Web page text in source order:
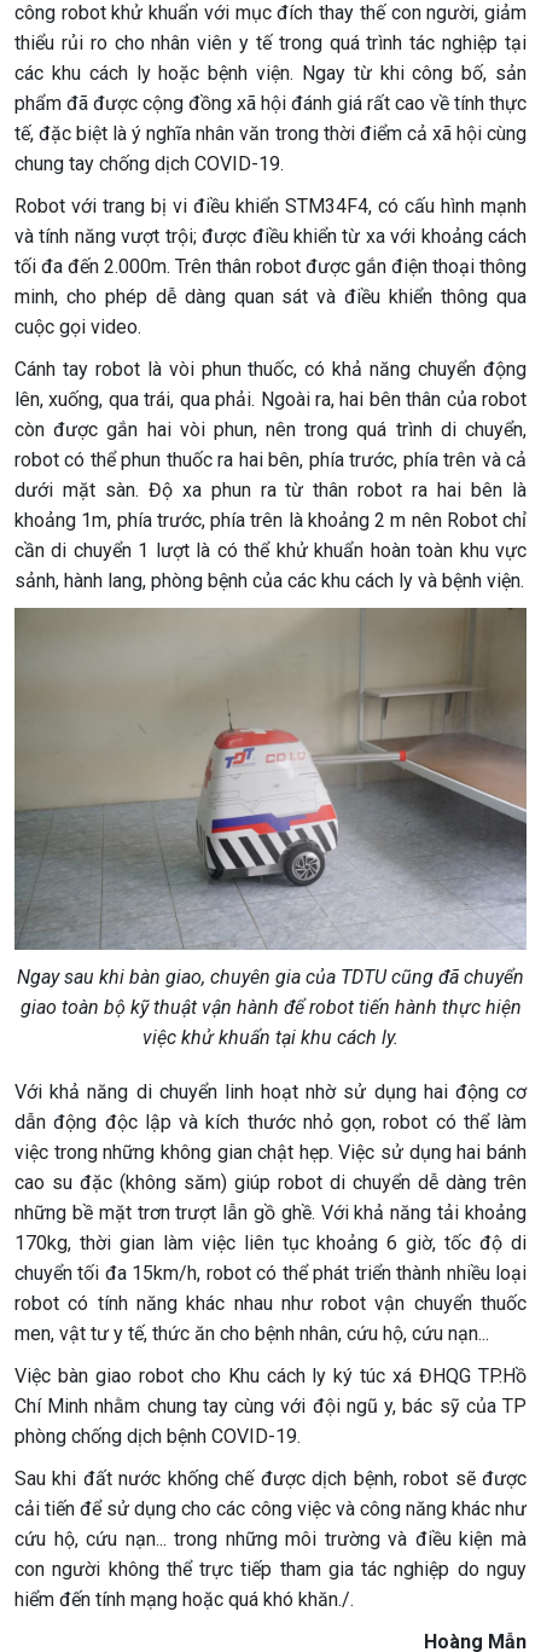
công robot khử khuẩn với mục đích thay thế con người, giảm
thiểu rủi ro cho nhân viên y tế trong quá trình tác nghiệp tại
các khu cách ly hoặc bệnh viện. Ngay từ khi công bố, sản
phẩm đã được cộng đồng xã hội đánh giá rất cao về tính thực
tế, đặc biệt là ý nghĩa nhân văn trong thời điểm cả xã hội cùng
chung tay chống dịch COVID-19.
Robot với trang bị vi điều khiển STM34F4, có cấu hình mạnh
và tính năng vượt trội; được điều khiển từ xa với khoảng cách
tối đa đến 2.000m. Trên thân robot được gắn điện thoại thông
minh, cho phép dễ dàng quan sát và điều khiển thông qua
cuộc gọi video.
Cánh tay robot là vòi phun thuốc, có khả năng chuyển động
lên, xuống, qua trái, qua phải. Ngoài ra, hai bên thân của robot
còn được gắn hai vòi phun, nên trong quá trình di chuyển,
robot có thể phun thuốc ra hai bên, phía trước, phía trên và cả
dưới mặt sàn. Độ xa phun ra từ thân robot ra hai bên là
khoảng 1m, phía trước, phía trên là khoảng 2 m nên Robot chỉ
cần di chuyển 1 lượt là có thể khử khuẩn hoàn toàn khu vực
sảnh, hành lang, phòng bệnh của các khu cách ly và bệnh viện.
Ngay sau khi bàn giao, chuyên gia của TDTU cũng đã chuyển
giao toàn bộ kỹ thuật vận hành để robot tiến hành thực hiện
việc khử khuẩn tại khu cách ly.
Với khả năng di chuyển linh hoạt nhờ sử dụng hai động cơ
dẫn động độc lập và kích thước nhỏ gọn, robot có thể làm
việc trong những không gian chật hẹp. Việc sử dụng hai bánh
cao su đặc (không săm) giúp robot di chuyển dễ dàng trên
những bề mặt trơn trượt lẫn gồ ghề. Với khả năng tải khoảng
170kg, thời gian làm việc liên tục khoảng 6 giờ, tốc độ di
chuyển tối đa 15km/h, robot có thể phát triển thành nhiều loại
robot có tính năng khác nhau như robot vận chuyển thuốc
men, vật tư y tế, thức ăn cho bệnh nhân, cứu hộ, cứu nạn...
Việc bàn giao robot cho Khu cách ly ký túc xá ĐHQG TP.Hồ
Chí Minh nhằm chung tay cùng với đội ngũ y, bác sỹ của TP
phòng chống dịch bệnh COVID-19.
Sau khi đất nước khống chế được dịch bệnh, robot sẽ được
cải tiến để sử dụng cho các công việc và công năng khác như
cứu hộ, cứu nạn... trong những môi trường và điều kiện mà
con người không thể trực tiếp tham gia tác nghiệp do nguy
hiểm đến tính mạng hoặc quá khó khăn./.
Hoàng Mẫn